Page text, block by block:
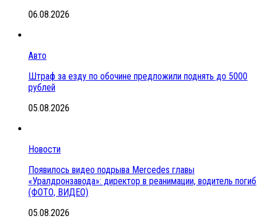
06.08.2026
Авто
Штраф за езду по обочине предложили поднять до 5000
рублей
05.08.2026
Новости
Появилось видео подрыва Mercedes главы
«Уралдронзавода»: директор в реанимации, водитель погиб
(ФОТО, ВИДЕО)
05.08.2026